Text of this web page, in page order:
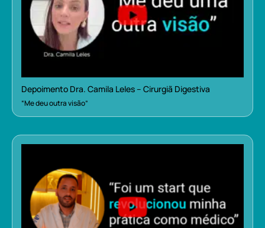
Depoimento Dra. Camila Leles – Cirurgiã Digestiva
“Me deu outra visão”